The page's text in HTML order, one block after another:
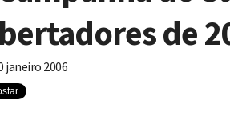
de
janeiro 2006